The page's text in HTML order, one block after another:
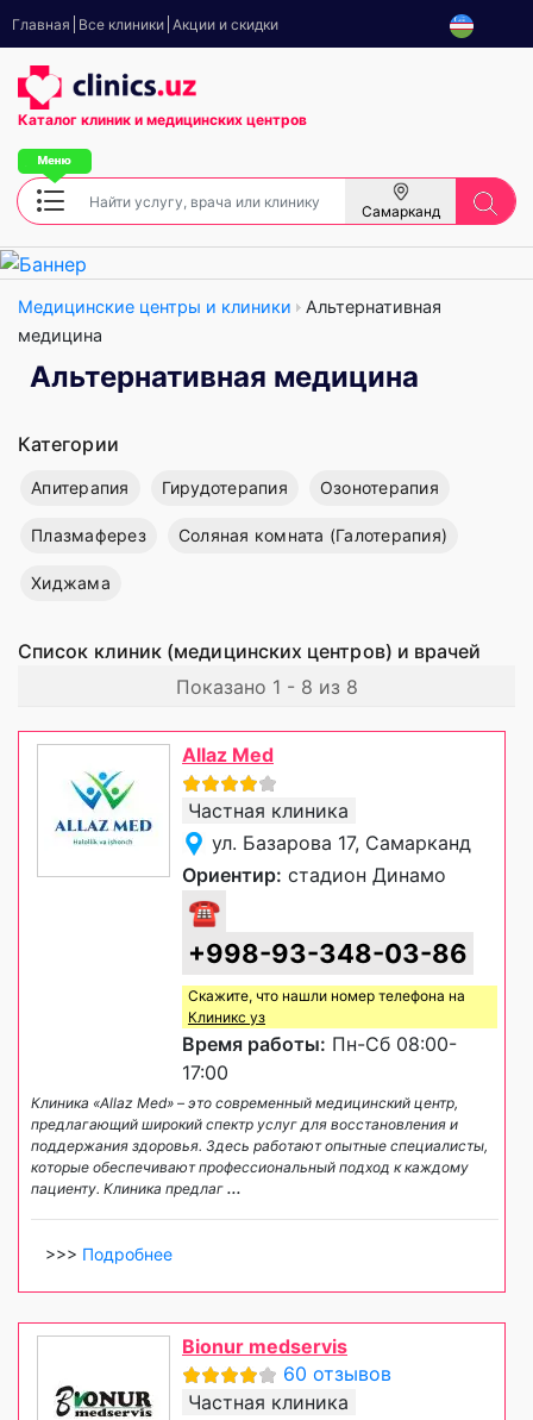
Главная Все клиники Акции и скидки
Каталог клиник и медицинских центров
Самарканд
Медицинские центры и клиники
Альтернативная
медицина
Альтернативная медицина
Категории
Апитерапия Гирудотерапия Озонотерапия
Плазмаферез Соляная комната (Галотерапия)
Хиджама
Список клиник (медицинских центров) и врачей
Показано 1 - 8 из 8
Allaz Med
Частная клиника
ул. Базарова 17, Самарканд
Ориентир: стадион Динамо
☎
+998-93-348-03-86
Скажите, что нашли номер телефона на
Клиникс уз
Время работы: Пн-Сб 08:00-
17:00
Клиника «Allaz Med» – это современный медицинский центр,
предлагающий широкий спектр услуг для восстановления и
поддержания здоровья. Здесь работают опытные специалисты,
которые обеспечивают профессиональный подход к каждому
пациенту. Клиника предлаг ...
>>> Подробнее
Bionur medservis
60 отзывов
Частная клиника